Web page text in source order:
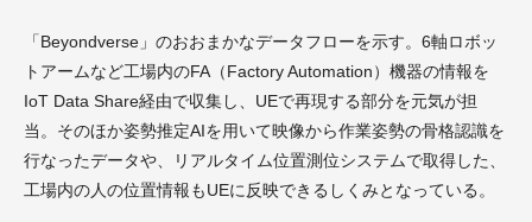
「Beyondverse」のおおまかなデータフローを示す。6軸ロボッ
トアームなど工場内のFA（Factory Automation）機器の情報を
IoT Data Share経由で収集し、UEで再現する部分を元気が担
当。そのほか姿勢推定AIを用いて映像から作業姿勢の骨格認識を
行なったデータや、リアルタイム位置測位システムで取得した、
工場内の人の位置情報もUEに反映できるしくみとなっている。